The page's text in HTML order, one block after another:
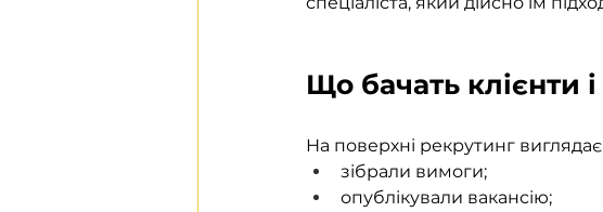
Що бачать клієнти
На поверхні рекрутинг
зібрали вимоги;
опублікували вакансію;